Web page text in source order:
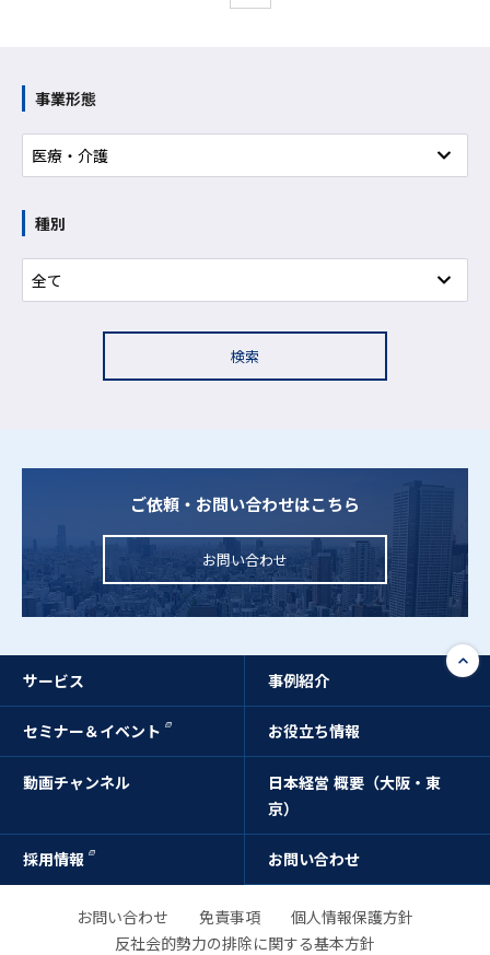
事業形態
種別
検索
ご依頼・お問い合わせはこちら
お問い合わせ
サービス 事例紹介
セミナー＆イベント お役立ち情報
動画チャンネル
日本経営 概要（大阪・東
京）
採用情報 お問い合わせ
お問い合わせ 免責事項
個人情報保護方針
反社会的勢力の排除に関する基本方針